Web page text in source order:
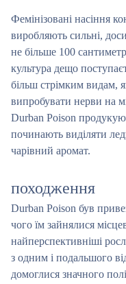
Фемінізовані насіння
виробляють сильні,
не більше 100
культура дещо
більш стрімким видам,
випробувати нерви на
Durban Poison
починають виділяти
чарівний аромат.
походження
Durban Poison був
чого їм зайнялися
найперспективніші
з одним і подальшого
домоглися значного